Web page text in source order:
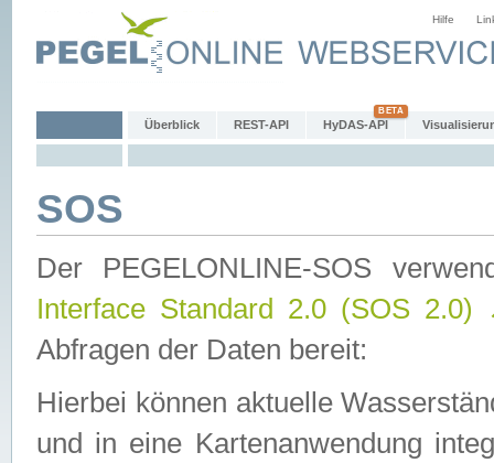
Hilfe
Überblick REST-API HyDAS-API
SOS
Der PEGELONLINE-SOS
Interface Standard 2.0 (SOS 2.0)
Abfragen der Daten bereit:
Hierbei können aktuelle
und in eine Kartenanwendung